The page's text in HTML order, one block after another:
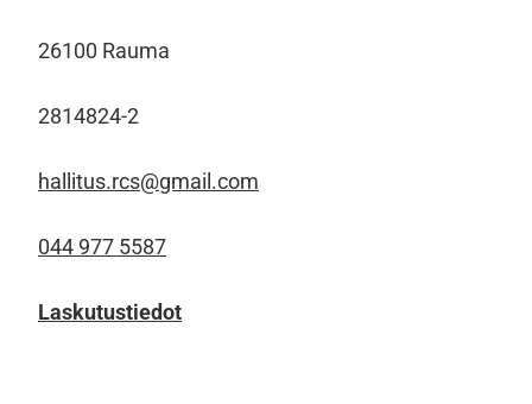
26100 Rauma
2814824-2
hallitus.rcs@gmail.com
044 977 5587
Laskutustiedot